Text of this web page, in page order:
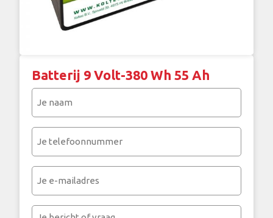
Batterij 9 Volt-380 Wh 55 Ah
(Vereist)
(Vereist)
mailadres
Je